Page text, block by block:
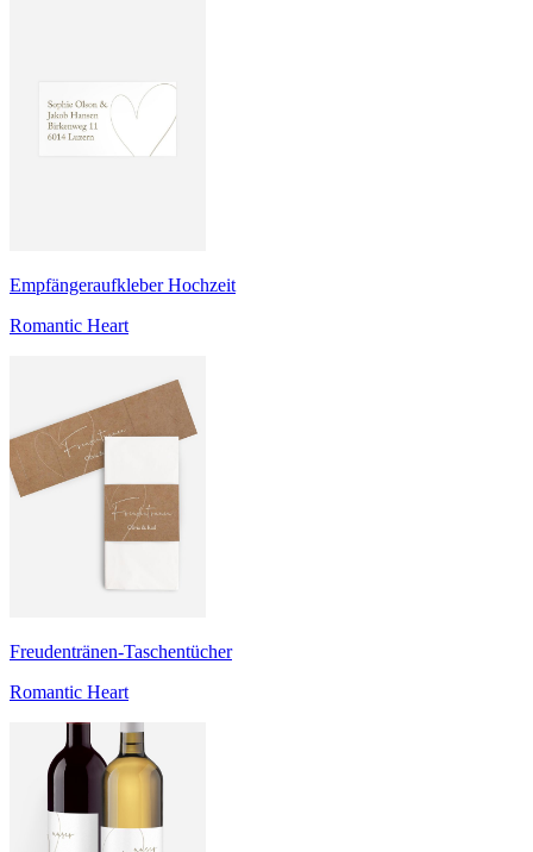
Empfängeraufkleber Hochzeit
Romantic Heart
Freudentränen-Taschentücher
Romantic Heart